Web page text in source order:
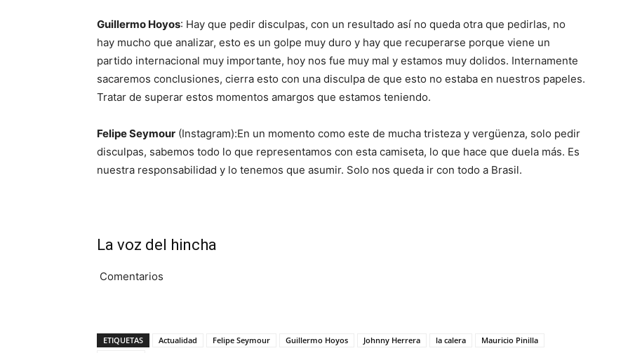
Guillermo Hoyos: Hay que pedir disculpas, con un resultado así no queda otra que pedirlas, no
hay mucho que analizar, esto es un golpe muy duro y hay que recuperarse porque viene un
partido internacional muy importante, hoy nos fue muy mal y estamos muy dolidos. Internamente
sacaremos conclusiones, cierra esto con una disculpa de que esto no estaba en nuestros papeles.
Tratar de superar estos momentos amargos que estamos teniendo.
Felipe Seymour (Instagram):En un momento como este de mucha tristeza y vergüenza, solo pedir
disculpas, sabemos todo lo que representamos con esta camiseta, lo que hace que duela más. Es
nuestra responsabilidad y lo tenemos que asumir. Solo nos queda ir con todo a Brasil.
La voz del hincha
Comentarios
ETIQUETAS Actualidad Felipe Seymour Guillermo Hoyos Johnny Herrera la calera
Mauricio Pinilla